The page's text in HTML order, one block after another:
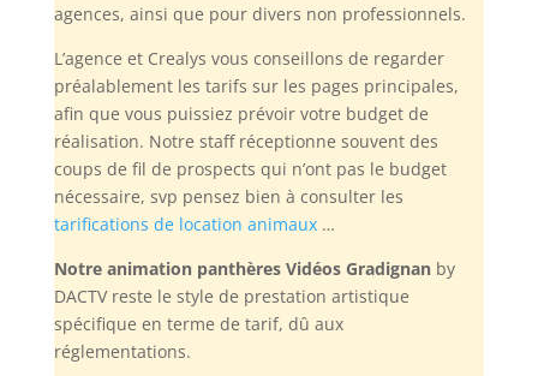
agences, ainsi que pour divers non professionnels.
L’agence et Crealys vous conseillons de regarder
préalablement les tarifs sur les pages principales,
afin que vous puissiez prévoir votre budget de
réalisation. Notre staff réceptionne souvent des
coups de fil de prospects qui n’ont pas le budget
nécessaire, svp pensez bien à consulter les
tarifications de location animaux…
Notre animation panthères Vidéos Gradignanby
DACTV reste le style de prestation artistique
spécifique en terme de tarif, dû aux
réglementations.